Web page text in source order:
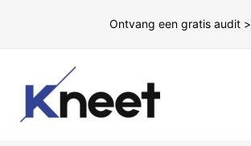
Ontvang een gratis audit >